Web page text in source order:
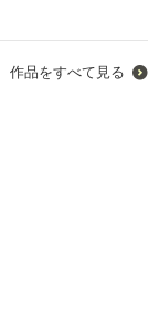
作品をすべて見る